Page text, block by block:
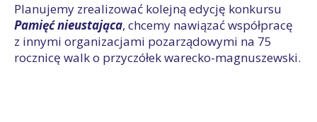
Planujemy zrealizować kolejną edycję konkursu
Pamięć nieustająca, chcemy nawiązać współpracę
z innymi organizacjami pozarządowymi na 75
rocznicę walk o przyczółek warecko-magnuszewski.